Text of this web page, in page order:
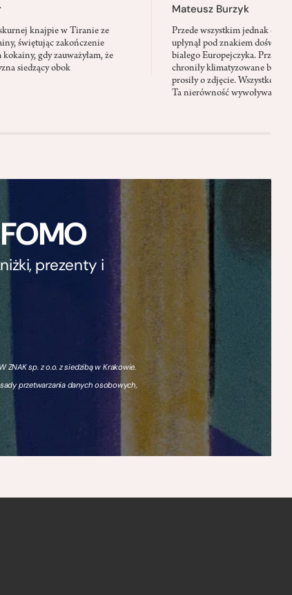
knajpie w Tiranie ze
świętując zakończenie
gdy zauważyłam, że
siedzący obok
Mateusz Burzyk
Przede wszystkim jednak
upłynął pod znakiem
białego Europejczyka. Przed
chroniły klimatyzowane biuro
prosiły o zdjęcie. Wszystko
Ta nierówność wywoływała
prezenty i
sp. z o.o. z siedzibą w Krakowie.
przetwarzania danych osobowych,